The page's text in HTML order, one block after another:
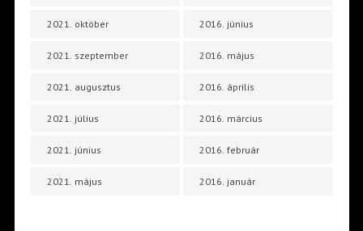
2021. október
2021. szeptember
2021. augusztus
2021. július
2021. június
2021. május
2016. június
2016. május
2016. április
2016. március
2016. február
2016. január